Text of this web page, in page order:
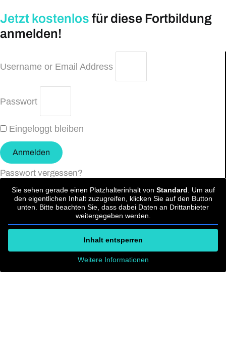
Jetzt kostenlos für diese Fortbildung
anmelden!
Username or Email Address
Passwort
Eingeloggt bleiben
Anmelden
Passwort vergessen?
Sie sehen gerade einen Platzhalterinhalt von Standard. Um auf
den eigentlichen Inhalt zuzugreifen, klicken Sie auf den Button
unten. Bitte beachten Sie, dass dabei Daten an Drittanbieter
weitergegeben werden.
Inhalt entsperren
Weitere Informationen